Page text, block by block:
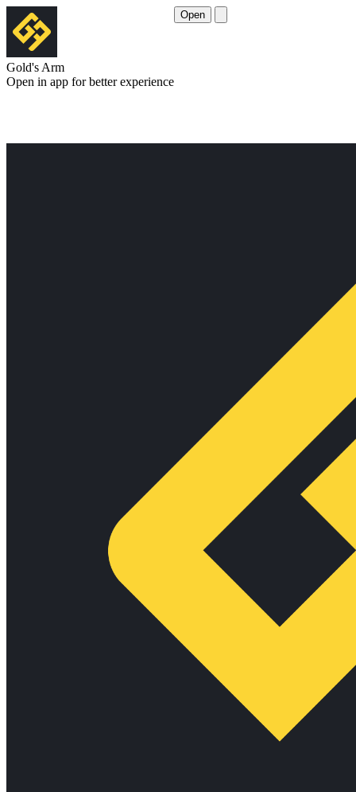
Gold's Arm
Open in app for better experience
Open